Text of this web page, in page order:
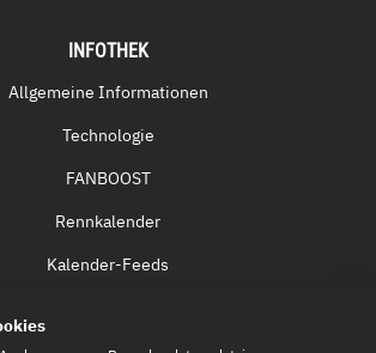
INFOTHEK
Allgemeine Informationen
Technologie
FANBOOST
Rennkalender
Kalender-Feeds